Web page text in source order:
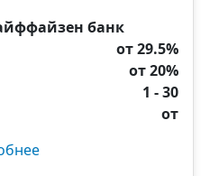
банк
от 29.5%
от 20%
1 - 30
от